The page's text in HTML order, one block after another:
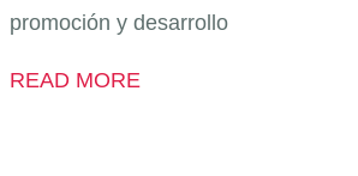
promoción y desarrollo
READ MORE